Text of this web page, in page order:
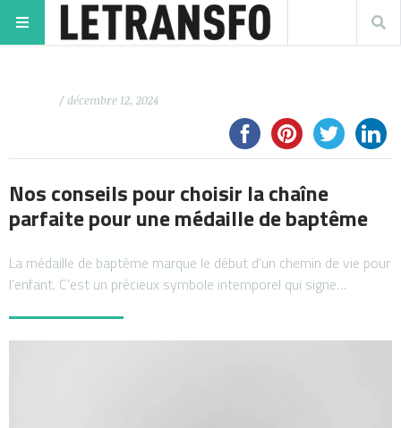
/ décembre 12, 2024
Nos conseils pour choisir la chaîne
parfaite pour une médaille de baptême
La médaille de baptême marque le début d’un chemin de vie pour
l’enfant. C’est un précieux symbole intemporel qui signe…